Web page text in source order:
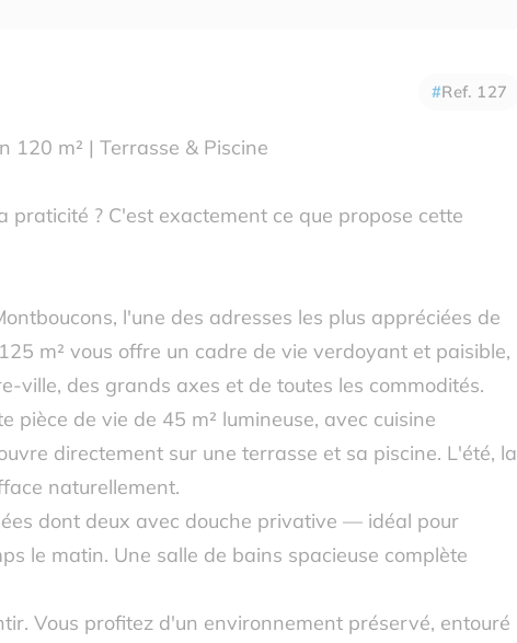
Ref. 127
120 m² | Terrasse & Piscine
praticité ? C'est exactement ce que propose cette
l'une des adresses les plus appréciées de
m² vous offre un cadre de vie verdoyant et paisible,
ville, des grands axes et de toutes les commodités.
pièce de vie de 45 m² lumineuse, avec cuisine
directement sur une terrasse et sa piscine. L'été, la
naturellement.
dont deux avec douche privative — idéal pour
le matin. Une salle de bains spacieuse complète
Vous profitez d'un environnement préservé, entouré